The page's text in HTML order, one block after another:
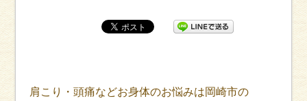
肩こり・頭痛などお身体のお悩みは岡崎市の